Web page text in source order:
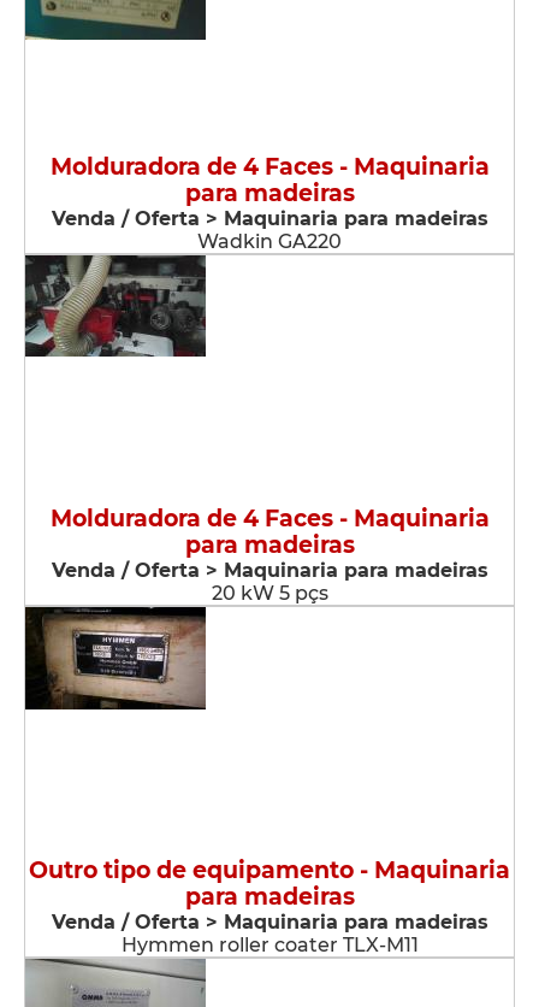
Molduradora de 4 Faces - Maquinaria
para madeiras
Venda / Oferta > Maquinaria para madeiras
Wadkin GA220
Molduradora de 4 Faces - Maquinaria
para madeiras
Venda / Oferta > Maquinaria para madeiras
20 kW 5 pçs
Outro tipo de equipamento - Maquinaria
para madeiras
Venda / Oferta > Maquinaria para madeiras
Hymmen roller coater TLX-M11